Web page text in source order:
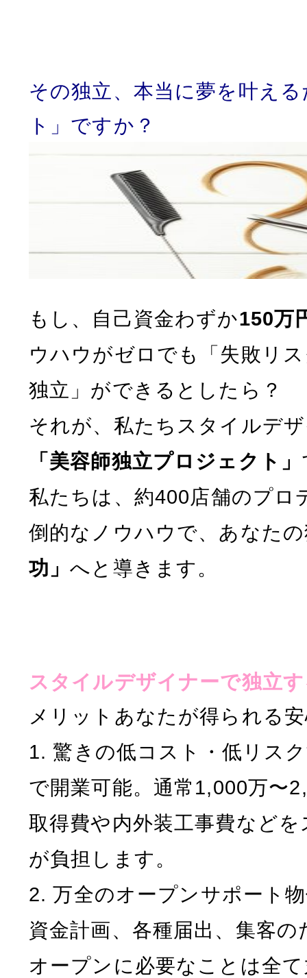
その独立、本当に夢を叶え
ト」ですか？
もし、自己資金わずか150万
ウハウがゼロでも「失敗リ
独立」ができるとしたら？
それが、私たちスタイルデ
「美容師独立プロジェクト」
私たちは、約400店舗のプロ
倒的なノウハウで、あなた
功」へと導きます。
スタイルデザイナーで独立
メリットあなたが得られる
1. 驚きの低コスト・低リス
で開業可能。通常1,000万〜
取得費や内外装工事費など
が負担します。
2. 万全のオープンサポート
資金計画、各種届出、集客
オープンに必要なことは全